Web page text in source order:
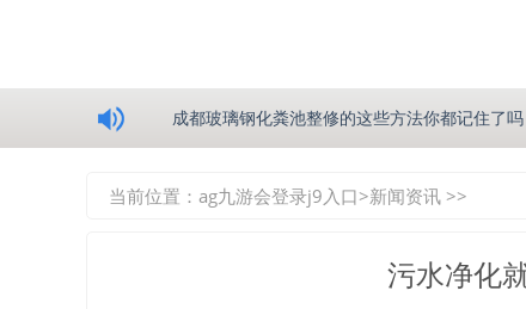
成都玻璃钢化粪池整修的这些方法你都记住了吗
四川玻璃钢化粪池逐渐取代传统玻璃钢化粪池
当前位置： ag九游会登录j9入口>新闻资讯 >>
污水净化